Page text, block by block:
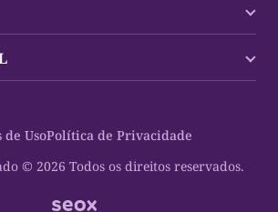
© 2026 Todos os direitos reservados.
de UsoPolítica de Privacidade